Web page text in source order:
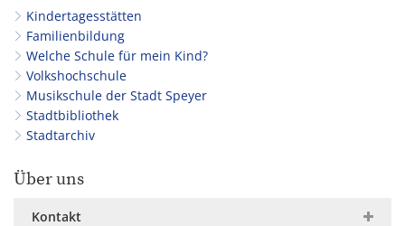
Kindertagesstätten
Familienbildung
Welche Schule für mein Kind?
Volkshochschule
Musikschule der Stadt Speyer
Stadtbibliothek
Stadtarchiv
Über uns
Kontakt